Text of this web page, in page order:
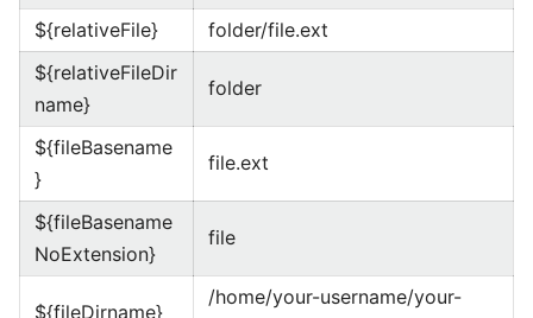
${relativeFile}
folder/file.ext
${relativeFileDir
name}
folder
${fileBasename
}
file.ext
${fileBasename
NoExtension}
file
${fileDirname}
/home/your-username/your-